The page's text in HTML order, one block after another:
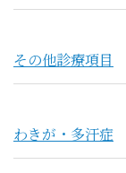
その他診療項目
わきが・多汗症